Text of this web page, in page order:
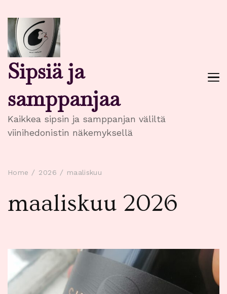
Sipsiä ja
samppanjaa
Kaikkea sipsin ja samppanjan väliltä
viinihedonistin näkemyksellä
Home 2026 maaliskuu
maaliskuu 2026